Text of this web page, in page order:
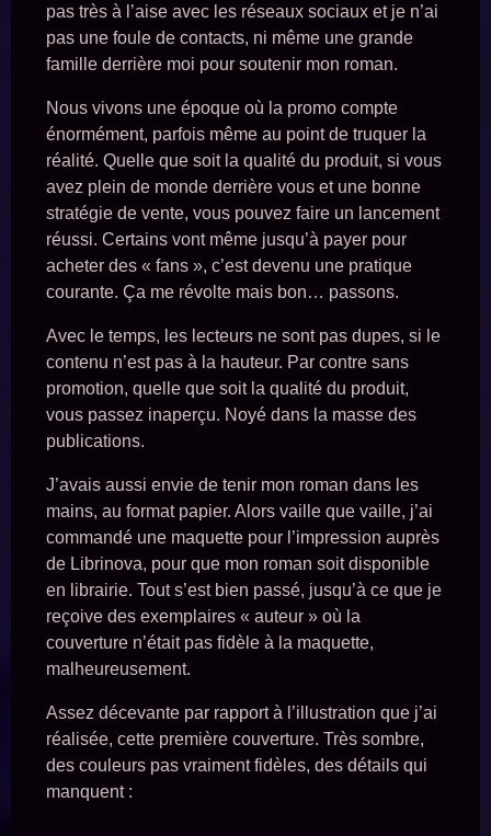
pas très à l’aise avec les réseaux sociaux et je n’ai
pas une foule de contacts, ni même une grande
famille derrière moi pour soutenir mon roman.
Nous vivons une époque où la promo compte
énormément, parfois même au point de truquer la
réalité. Quelle que soit la qualité du produit, si vous
avez plein de monde derrière vous et une bonne
stratégie de vente, vous pouvez faire un lancement
réussi. Certains vont même jusqu’à payer pour
acheter des « fans », c’est devenu une pratique
courante. Ça me révolte mais bon… passons.
Avec le temps, les lecteurs ne sont pas dupes, si le
contenu n’est pas à la hauteur. Par contre sans
promotion, quelle que soit la qualité du produit,
vous passez inaperçu. Noyé dans la masse des
publications.
J’avais aussi envie de tenir mon roman dans les
mains, au format papier. Alors vaille que vaille, j’ai
commandé une maquette pour l’impression auprès
de Librinova, pour que mon roman soit disponible
en librairie. Tout s’est bien passé, jusqu’à ce que je
reçoive des exemplaires « auteur » où la
couverture n’était pas fidèle à la maquette,
malheureusement.
Assez décevante par rapport à l’illustration que j’ai
réalisée, cette première couverture. Très sombre,
des couleurs pas vraiment fidèles, des détails qui
manquent :